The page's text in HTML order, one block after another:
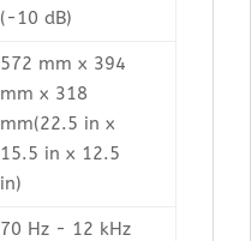
(-10 dB)
572 mm x 394
mm x 318
mm(22.5 in x
15.5 in x 12.5
in)
70 Hz - 12 kHz